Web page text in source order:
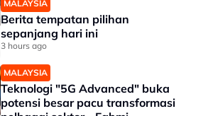
MALAYSIA
Berita tempatan pilihan
sepanjang hari ini
3 hours ago
MALAYSIA
Teknologi "5G Advanced" buka
potensi besar pacu transformasi